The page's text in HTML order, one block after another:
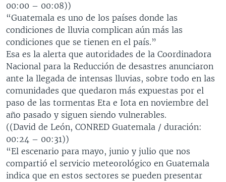
FORO [RADIO]
DEPORTIVO INTERNACIONAL
NOTA ECONÓMICA
ENTRETENIMIENTO
Idiomas
00:00 – 00:08))
“Guatemala es uno de los países donde las
condiciones de lluvia complican aún más las
condiciones que se tienen en el país.”
Esa es la alerta que autoridades de la Coordinadora
Nacional para la Reducción de desastres anunciaron
ante la llegada de intensas lluvias, sobre todo en las
comunidades que quedaron más expuestas por el
paso de las tormentas Eta e Iota en noviembre del
año pasado y siguen siendo vulnerables.
((David de León, CONRED Guatemala / duración:
00:24 – 00:31))
“El escenario para mayo, junio y julio que nos
compartió el servicio meteorológico en Guatemala
indica que en estos sectores se pueden presentar